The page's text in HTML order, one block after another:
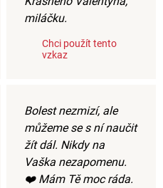
miláčku.
Chci použít tento
vzkaz
Bolest nezmizí, ale
můžeme se s ní naučit
žít dál. Nikdy na
Vaška nezapomenu.
❤️ Mám Tě moc ráda.